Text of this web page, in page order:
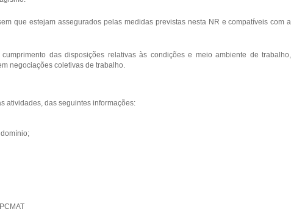
que estejam assegurados pelas medidas previstas nesta NR e compatíveis com a
das disposições relativas às condições e meio ambiente de trabalho,
negociações coletivas de trabalho.
atividades, das seguintes informações: